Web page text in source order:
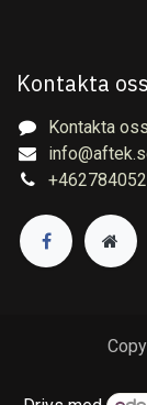
Kontakta oss
Kontakta oss